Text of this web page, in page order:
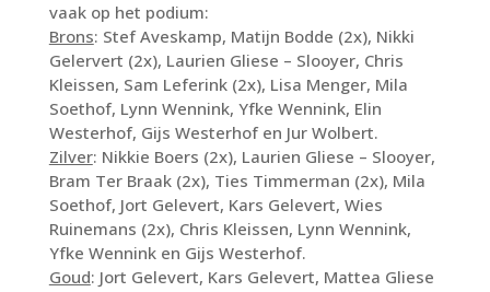
vaak op het podium:
Brons: Stef Aveskamp, Matijn Bodde (2x), Nikki
Gelervert (2x), Laurien Gliese – Slooyer, Chris
Kleissen, Sam Leferink (2x), Lisa Menger, Mila
Soethof, Lynn Wennink, Yfke Wennink, Elin
Westerhof, Gijs Westerhof en Jur Wolbert.
Zilver: Nikkie Boers (2x), Laurien Gliese – Slooyer,
Bram Ter Braak (2x), Ties Timmerman (2x), Mila
Soethof, Jort Gelevert, Kars Gelevert, Wies
Ruinemans (2x), Chris Kleissen, Lynn Wennink,
Yfke Wennink en Gijs Westerhof.
Goud: Jort Gelevert, Kars Gelevert, Mattea Gliese